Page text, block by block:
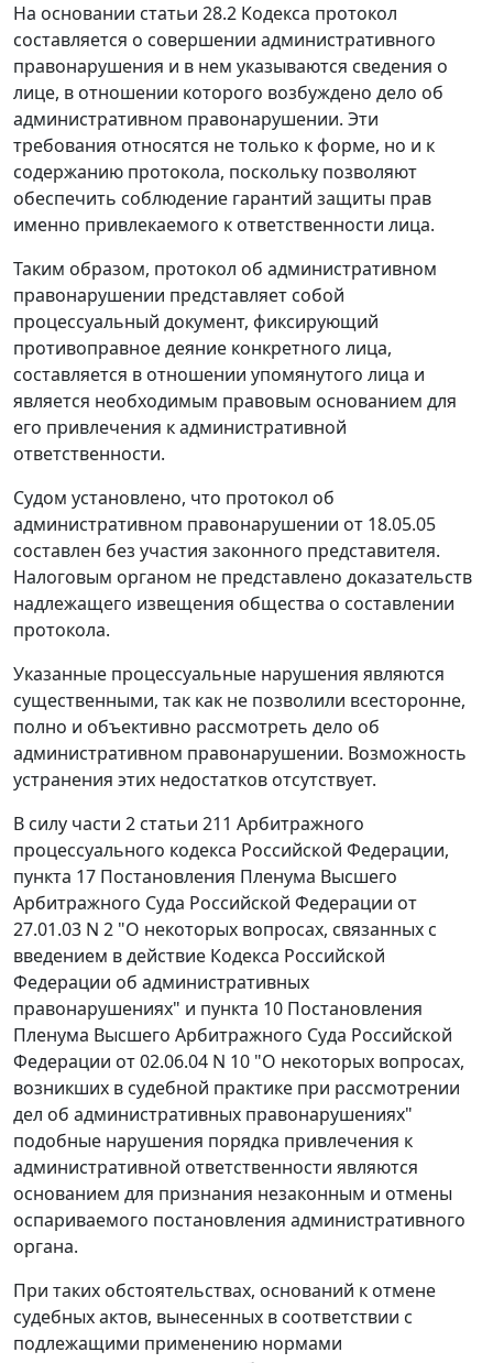
На основании статьи 28.2 Кодекса протокол
составляется о совершении административного
правонарушения и в нем указываются сведения о
лице, в отношении которого возбуждено дело об
административном правонарушении. Эти
требования относятся не только к форме, но и к
содержанию протокола, поскольку позволяют
обеспечить соблюдение гарантий защиты прав
именно привлекаемого к ответственности лица.
Таким образом, протокол об административном
правонарушении представляет собой
процессуальный документ, фиксирующий
противоправное деяние конкретного лица,
составляется в отношении упомянутого лица и
является необходимым правовым основанием для
его привлечения к административной
ответственности.
Судом установлено, что протокол об
административном правонарушении от 18.05.05
составлен без участия законного представителя.
Налоговым органом не представлено доказательств
надлежащего извещения общества о составлении
протокола.
Указанные процессуальные нарушения являются
существенными, так как не позволили всесторонне,
полно и объективно рассмотреть дело об
административном правонарушении. Возможность
устранения этих недостатков отсутствует.
В силу части 2 статьи 211 Арбитражного
процессуального кодекса Российской Федерации,
пункта 17 Постановления Пленума Высшего
Арбитражного Суда Российской Федерации от
27.01.03 N 2 "О некоторых вопросах, связанных с
введением в действие Кодекса Российской
Федерации об административных
правонарушениях" и пункта 10 Постановления
Пленума Высшего Арбитражного Суда Российской
Федерации от 02.06.04 N 10 "О некоторых вопросах,
возникших в судебной практике при рассмотрении
дел об административных правонарушениях"
подобные нарушения порядка привлечения к
административной ответственности являются
основанием для признания незаконным и отмены
оспариваемого постановления административного
органа.
При таких обстоятельствах, оснований к отмене
судебных актов, вынесенных в соответствии с
подлежащими применению нормами